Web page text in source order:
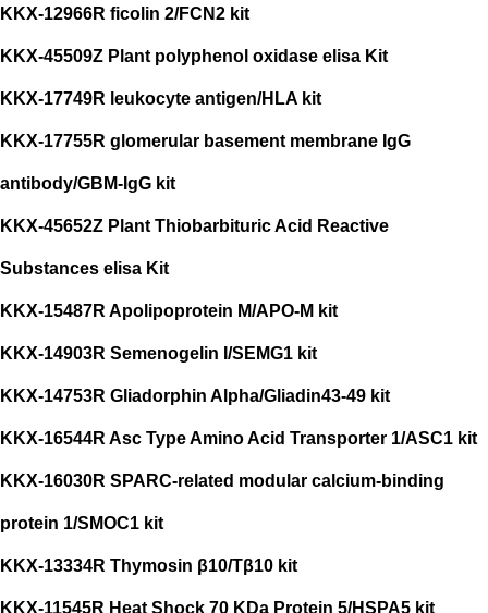
KKX-12966R ficolin 2/FCN2 kit
KKX-45509Z Plant polyphenol oxidase elisa Kit
KKX-17749R leukocyte antigen/HLA kit
KKX-17755R glomerular basement membrane IgG
antibody/GBM-IgG kit
KKX-45652Z Plant Thiobarbituric Acid Reactive
Substances elisa Kit
KKX-15487R Apolipoprotein M/APO-M kit
KKX-14903R Semenogelin I/SEMG1 kit
KKX-14753R Gliadorphin Alpha/Gliadin43-49 kit
KKX-16544R Asc Type Amino Acid Transporter 1/ASC1 kit
KKX-16030R SPARC-related modular calcium-binding
protein 1/SMOC1 kit
KKX-13334R Thymosin β10/Tβ10 kit
KKX-11545R Heat Shock 70 KDa Protein 5/HSPA5 kit